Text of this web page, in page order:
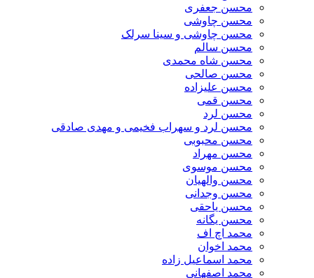
محسن جعفری
محسن چاوشی
محسن چاوشی و سینا سرلک
محسن سالم
محسن شاه محمدی
محسن صالحی
محسن علیزاده
محسن قمی
محسن لرد
محسن لرد و سهراب فخیمی و مهدی صادقی
محسن محبوبی
محسن مهراد
محسن موسوی
محسن والهیان
محسن وجدانی
محسن یاحقی
محسن یگانه
محمد اچ اف
محمد اخوان
محمد اسماعیل زاده
محمد اصفهانی